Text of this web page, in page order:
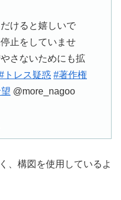
けると嬉しいで
止をしていませ
さないためにも拡
トレス疑惑 #著作権
@more_nagoo
、構図を使用しているよ